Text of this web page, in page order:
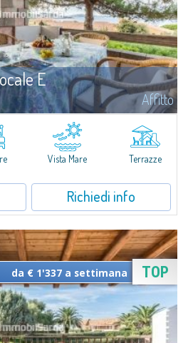
E
Affitto
e Piani a Induzione.A soli 500 mt. dal centro
mt. dal mare, il complesso residenziale di
in affitto, alcune delle...
Vista Mare Terrazze
Richiedi info
TOP
da € 1'337 a settimana